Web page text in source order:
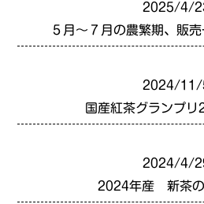
2025/4/
５月～７月の農繁期、販
2024/11/
国産紅茶グランプ
2024/4/
2024年産 新茶の